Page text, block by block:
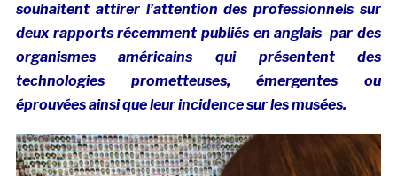
souhaitent attirer l’attention des professionnels sur
deux rapports récemment publiés en anglais par des
organismes américains qui présentent des
technologies prometteuses, émergentes ou
éprouvées ainsi que leur incidence sur les musées.